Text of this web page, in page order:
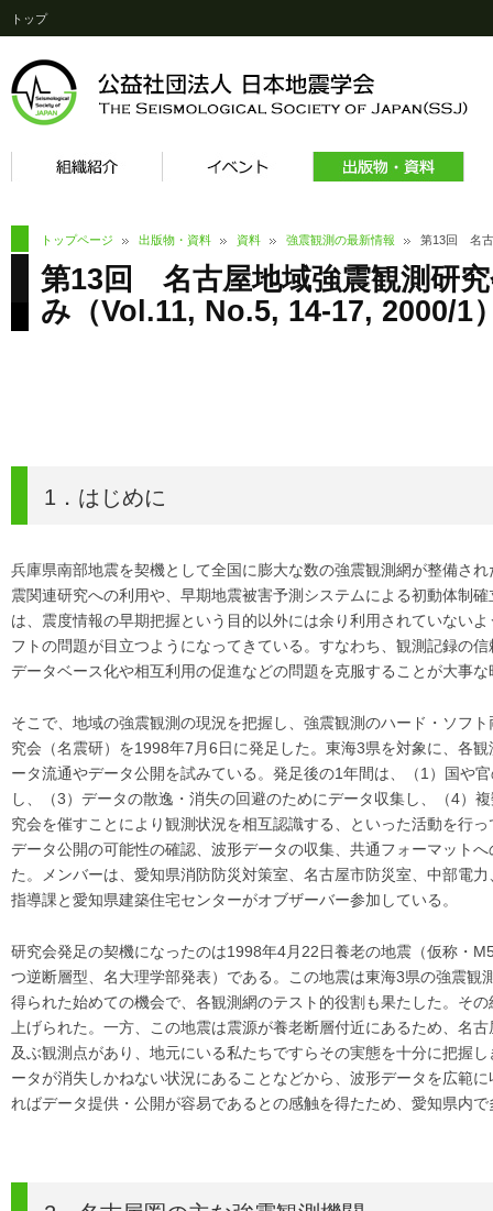
トップ
トップページ 出版物・資料 資料 強震観測の最新情報 第13回 名古
第13回 名古屋地域強震観測研
み（Vol.11, No.5, 14-17, 2000/1
1．はじめに
兵庫県南部地震を契機として全国に膨大な数の強震観測網が整備さ
震関連研究への利用や、早期地震被害予測システムによる初動体制
は、震度情報の早期把握という目的以外には余り利用されていない
フトの問題が目立つようになってきている。すなわち、観測記録の
データベース化や相互利用の促進などの問題を克服することが大事
そこで、地域の強震観測の現況を把握し、強震観測のハード・ソフ
究会（名震研）を1998年7月6日に発足した。東海3県を対象に、各
ータ流通やデータ公開を試みている。発足後の1年間は、（1）国や
し、（3）データの散逸・消失の回避のためにデータ収集し、（4）
究会を催すことにより観測状況を相互認識する、といった活動を行
データ公開の可能性の確認、波形データの収集、共通フォーマット
た。メンバーは、愛知県消防防災対策室、名古屋市防災室、中部電
指導課と愛知県建築住宅センターがオブザーバー参加している。
研究会発足の契機になったのは1998年4月22日養老の地震（仮称・
つ逆断層型、名大理学部発表）である。この地震は東海3県の強震
得られた始めての機会で、各観測網のテスト的役割も果たした。そ
上げられた。一方、この地震は震源が養老断層付近にあるため、名
及ぶ観測点があり、地元にいる私たちですらその実態を十分に把握
ータが消失しかねない状況にあることなどから、波形データを広範
ればデータ提供・公開が容易であるとの感触を得たため、愛知県内